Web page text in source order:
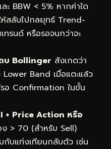
BBW < 5% หากค่าใด
ห้สลับไปกลยุทธ์ Trend-
รนด์ หรือรอจนกว่าจะ
บ Bollinger สังเกตว่า
Band เมื่อแตะแล้ว
รอ Confirmation ในขั้น
+ Price Action หรือ
ง > 70 (สำหรับ Sell)
บแท่งเทียนกลับตัว เช่น